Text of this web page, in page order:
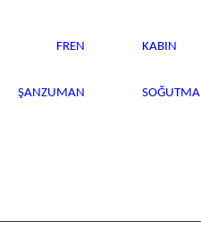
FREN KABIN
ŞANZUMAN SOĞUTMA